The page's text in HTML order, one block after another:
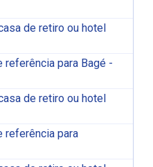
de retiro ou hotel
referência para Bagé -
de retiro ou hotel
referência para